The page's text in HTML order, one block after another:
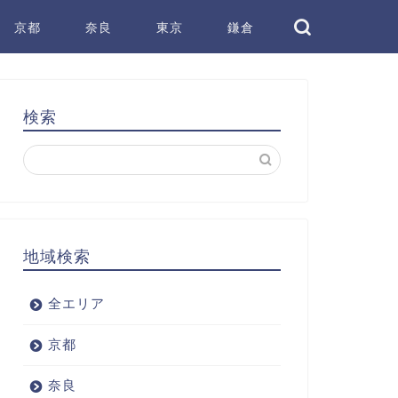
京都 奈良 東京 鎌倉
検索
地域検索
全エリア
京都
奈良